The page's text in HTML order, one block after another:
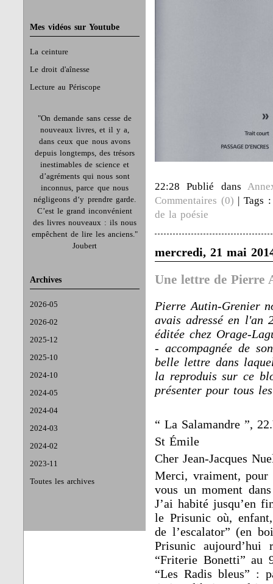
Mes vidéos sur Youtube
La ceinture
Le droit d'aînesse
Lecture au Périscope
"On demande sans cesse de
nouveaux livres, et il y a,
dans ceux que nous avons
depuis longtemps, des trésors
inestimables de science et
d’agréments qui nous sont
inconnus, parce que nous
négligeons d‘y prendre garde.
C’est le grand inconvénient
des livres nouveaux : ils nous
empêchent de lire les anciens."
Joubert
Archives
2026-05
2026-02
2025-12
2025-10
2024-10
2024-05
2024-04
2024-03
2024-02
2023-11
Toutes les archives
22:28 Publié dans
Commentaires (0) | Tags
de la poésie
mercredi, 21 mai
Une lettre de Pierre
Pierre Autin-Grenier
avais adressé en l'an
éditée chez Orage-
- accompagnée de
belle lettre dans
la reproduis sur ce
présenter pour tous
“ La Salamandre ”,
St Émile
Cher Jean-Jacques
Merci, vraiment, pour
vous un moment
J’ai habité jusqu’en
le Prisunic où,
de l’escalator” (en
Prisunic
“Friterie Bonetti” au
“Les Radis bleus” :